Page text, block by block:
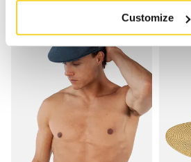
Customize